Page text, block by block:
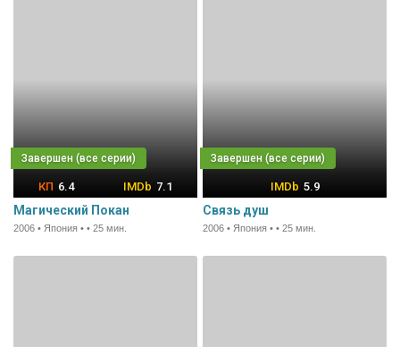
6.4 7.1
Магический Покан
2006 • Япония • • 25 мин.
5.9
Связь душ
2006 • Япония • • 25 мин.